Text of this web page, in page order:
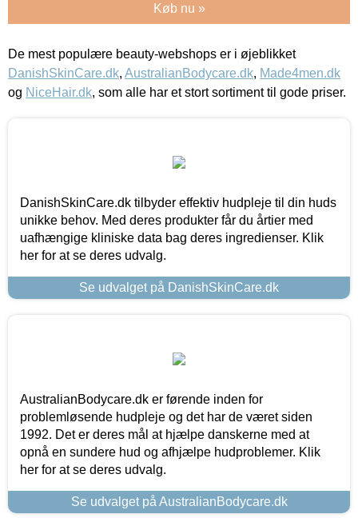
Køb nu »
De mest populære beauty-webshops er i øjeblikket
DanishSkinCare.dk, AustralianBodycare.dk, Made4men.dk
og NiceHair.dk, som alle har et stort sortiment til gode priser.
DanishSkinCare.dk tilbyder effektiv hudpleje til din huds
unikke behov. Med deres produkter får du årtier med
uafhængige kliniske data bag deres ingredienser. Klik
her for at se deres udvalg.
Se udvalget på DanishSkinCare.dk
AustralianBodycare.dk er førende inden for
problemløsende hudpleje og det har de været siden
1992. Det er deres mål at hjælpe danskerne med at
opnå en sundere hud og afhjælpe hudproblemer. Klik
her for at se deres udvalg.
Se udvalget på AustralianBodycare.dk